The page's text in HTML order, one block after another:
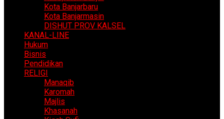
Kota Banjarbaru
Kota Banjarmasin
DISHUT PROV KALSEL
KANAL-LINE
Hukum
Bisnis
Pendidikan
RELIGI
Manaqib
Karomah
Majlis
Khasanah